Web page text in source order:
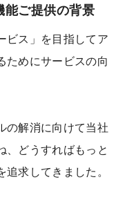
能ご提供の背景
ビス」を目指してア
ためにサービスの向
の解消に向けて当社
、どうすればもっと
求してきました。